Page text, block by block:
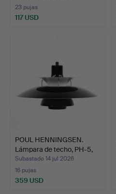
23 pujas
117 USD
POUL HENNINGSEN.
Lámpara de techo, PH-5,
L…
Subastado 14 jul 2026
16 pujas
359 USD